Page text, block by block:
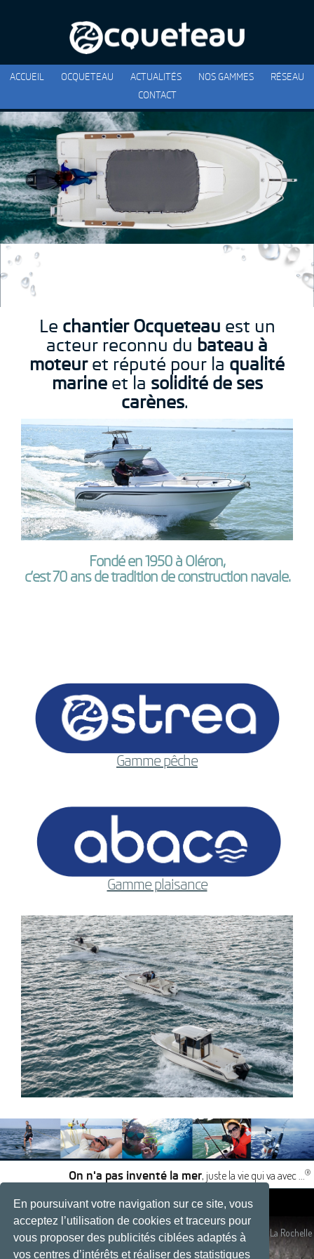
En poursuivant votre navigation sur ce site, vous
acceptez l’utilisation de cookies et traceurs pour
vous proposer des publicités ciblées adaptés à
vos centres d’intérêts et réaliser des statistiques
ACCUEIL OCQUETEAU ACTUALITÉS NOS GAMMES
RÉSEAU
CONTACT
Le chantier Ocqueteau est un
acteur reconnu du bateau à
moteuret réputé pour la qualité
marineet la solidité de ses
carènes.
Fondé en 1950 à Oléron,
c’est 70 ans de tradition de construction navale.
Gamme pêche
Gamme plaisance
On n'a pas inventé la mer, juste la vie qui va avec ... ®
|
|
Plan du site- Site réalisé par Développement web, La Rochelle